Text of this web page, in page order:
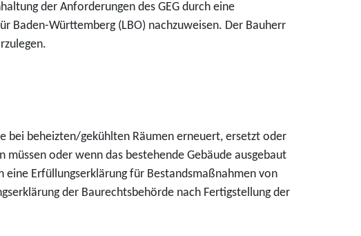
der Anforderungen des GEG durch eine
Baden-Württemberg (LBO) nachzuweisen. Der Bauherr
bei beheizten/gekühlten Räumen erneuert, ersetzt oder
oder wenn das bestehende Gebäude ausgebaut
Erfüllungserklärung für Bestandsmaßnahmen von
der Baurechtsbehörde nach Fertigstellung der